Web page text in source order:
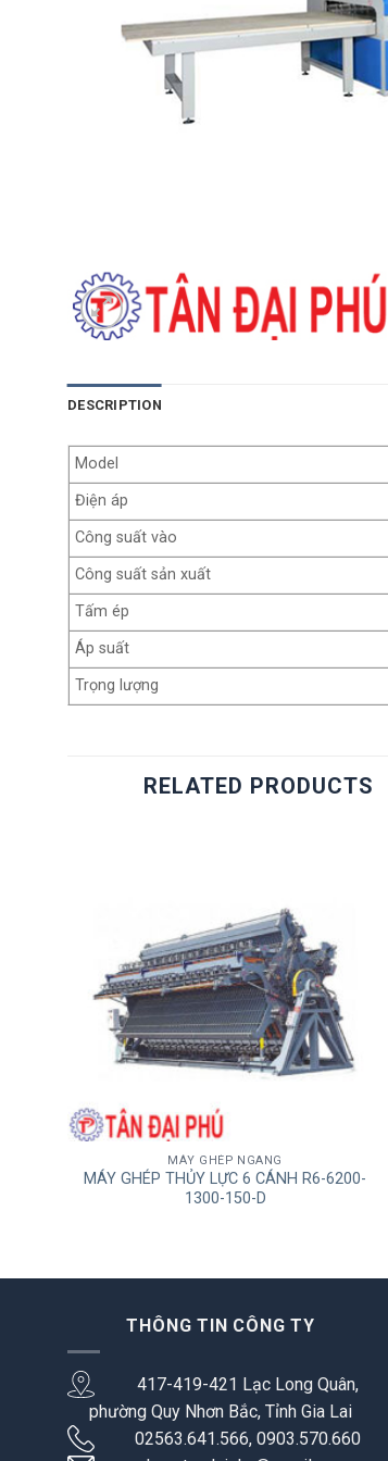
DESCRIPTION
Model
Điện áp
Công suất vào
Công suất sản xuất
Tấm ép
Áp suất
Trọng lượng
RELATED PRODUCTS
MÁY GHÉP NGANG
MÁY GHÉP THỦY LỰC 6 CÁNH R6-6200-
1300-150-D
THÔNG TIN CÔNG TY
417-419-421 Lạc Long Quân,
phường Quy Nhơn Bắc, Tỉnh Gia Lai
02563.641.566, 0903.570.660